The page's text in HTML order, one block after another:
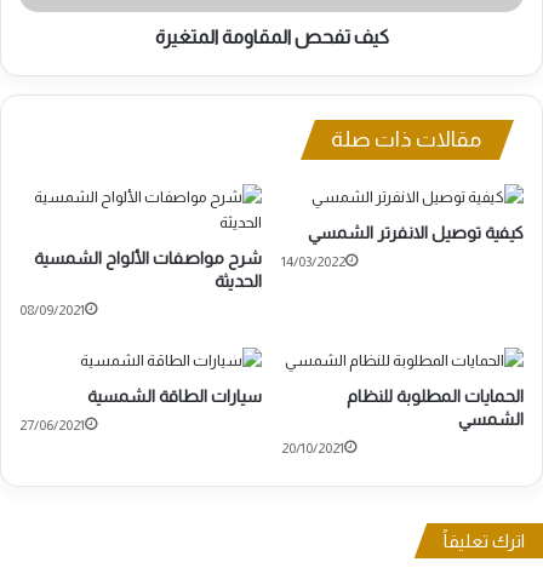
كيف تفحص المقاومة المتغيرة
مقالات ذات صلة
شرح مواصفات الألواح الشمسية
الحديثة
08/09/2021
كيفية توصيل الانفرتر الشمسي
14/03/2022
سيارات الطاقة الشمسية
27/06/2021
الحمايات المطلوبة للنظام
الشمسي
20/10/2021
اترك تعليقاً